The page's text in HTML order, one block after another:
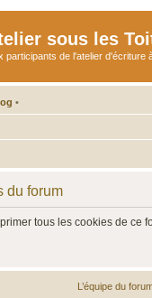
sous les
de l'atelier d'écriture
•
du forum
tous les cookies de ce
L’équipe du